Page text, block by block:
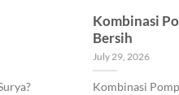
Kombinasi
Bersih
July 29, 2026
Kombinasi